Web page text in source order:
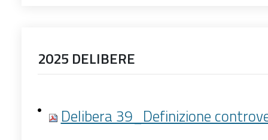
2025 DELIBERE
Delibera 39_Definizione